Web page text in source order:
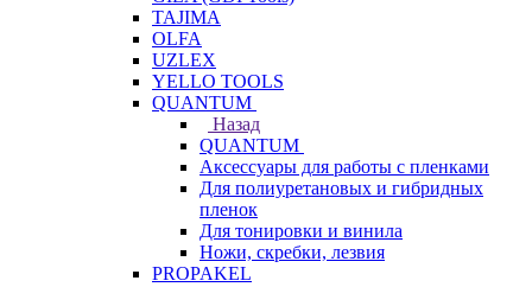
TAJIMA
OLFA
UZLEX
YELLO TOOLS
QUANTUM
Назад
QUANTUM
Аксессуары для работы с пленками
Для полиуретановых и гибридных
пленок
Для тонировки и винила
Ножи, скребки, лезвия
PROPAKEL